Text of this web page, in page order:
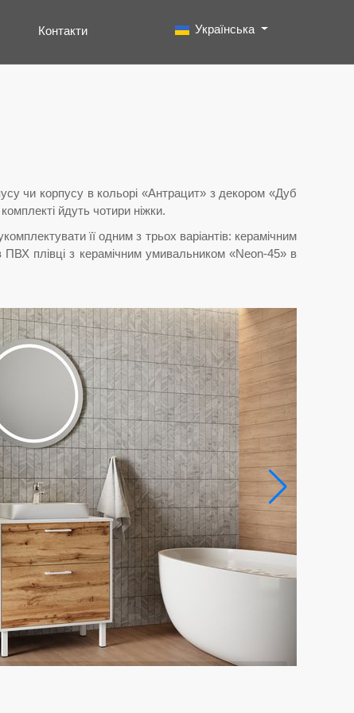
Контакти
Пошук
Type 2 or more characters for results.
Виберіть свою мову
Українська
чи корпусу в кольорі «Антрацит» з декором «Дуб
йдуть чотири ніжки.
її одним з трьох варіантів: керамічним
плівці з керамічним умивальником «Neon-45» в